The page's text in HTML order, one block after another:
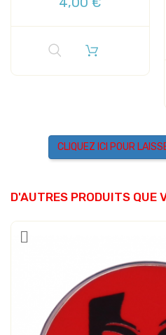
CLIQUEZ ICI POUR
D'AUTRES PRODUITS QUE